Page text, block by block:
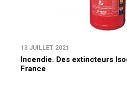
13 JUILLET 2021
Incendie. Des extincteurs
France